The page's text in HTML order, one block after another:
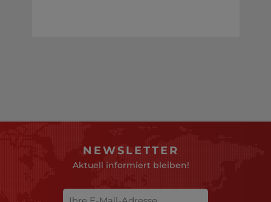
NEWSLETTER
Aktuell informiert bleiben!